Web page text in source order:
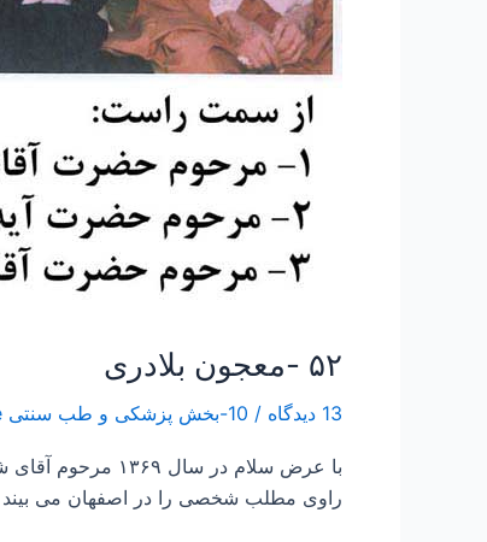
۵۲ -معجون بلادری
13 دیدگاه / 10-بخش پزشکی و طب سنتی Traditional Medicine
با عرض سلام
راوی مطلب شخصی را در اصفهان می بیند